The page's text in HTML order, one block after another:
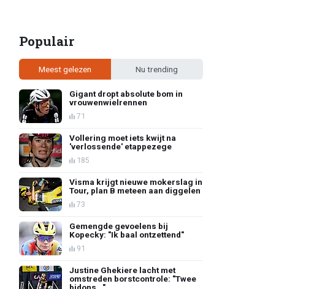
Populair
Meest gelezen Nu trending
Gigant dropt absolute bom in
vrouwenwielrennen
71
Vollering moet iets kwijt na
'verlossende' etappezege
185
Visma krijgt nieuwe mokerslag in
Tour, plan B meteen aan diggelen
73
Gemengde gevoelens bij
Kopecky: "Ik baal ontzettend"
91
Justine Ghekiere lacht met
omstreden borstcontrole: "Twee
bidons..."